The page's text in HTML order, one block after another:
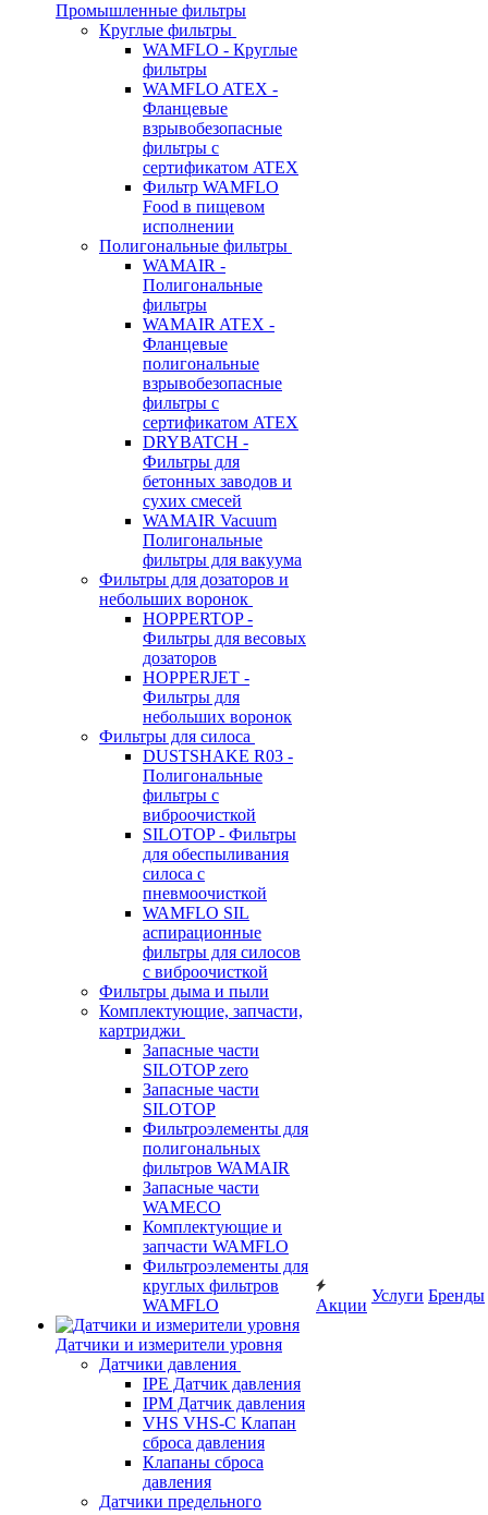
Промышленные фильтры
Круглые фильтры
WAMFLO - Круглые
фильтры
WAMFLO ATEX -
Фланцевые
взрывобезопасные
фильтры с
сертификатом ATEX
Фильтр WAMFLO
Food в пищевом
исполнении
Полигональные фильтры
WAMAIR -
Полигональные
фильтры
WAMAIR ATEX -
Фланцевые
полигональные
взрывобезопасные
фильтры с
сертификатом ATEX
DRYBATCH -
Фильтры для
бетонных заводов и
сухих смесей
WAMAIR Vacuum
Полигональные
фильтры для вакуума
Фильтры для дозаторов и
небольших воронок
HOPPERTOP -
Фильтры для весовых
дозаторов
HOPPERJET -
Фильтры для
небольших воронок
Фильтры для силоса
DUSTSHAKE R03 -
Полигональные
фильтры с
виброочисткой
SILOTOP - Фильтры
для обеспыливания
силоса c
пневмоочисткой
WAMFLO SIL
аспирационные
фильтры для силосов
с виброочисткой
Фильтры дыма и пыли
Комплектующие, запчасти,
картриджи
Запасные части
SILOTOP zero
Запасные части
SILOTOP
Фильтроэлементы для
полигональных
фильтров WAMAIR
Запасные части
WAMECO
Комплектующие и
запчасти WAMFLO
Фильтроэлементы для
круглых фильтров
WAMFLO
Датчики и измерители уровня
Датчики давления
IPE Датчик давления
IPM Датчик давления
VHS VHS-C Клапан
сброса давления
Клапаны сброса
давления
Датчики предельного
Акции
Услуги Бренды